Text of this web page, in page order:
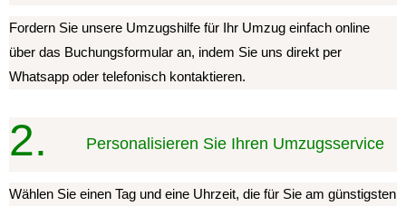
Fordern Sie unsere Umzugshilfe für Ihr Umzug einfach online
über das Buchungsformular an, indem Sie uns direkt per
Whatsapp oder telefonisch kontaktieren.
2. Personalisieren Sie Ihren Umzugsservice
Wählen Sie einen Tag und eine Uhrzeit, die für Sie am günstigsten